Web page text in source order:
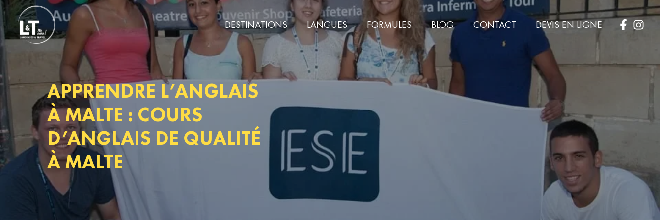
DESTINATIONS LANGUES FORMULES BLOG CONTACT DEVIS EN LIGNE
APPRENDRE L’ANGLAIS
À MALTE : COURS
D’ANGLAIS DE QUALITÉ
À MALTE